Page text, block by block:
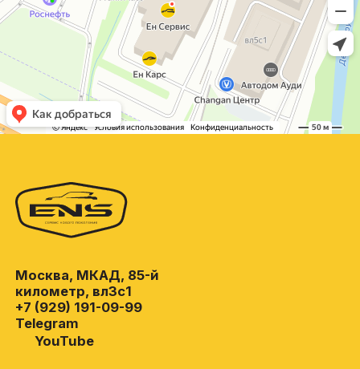
Москва, МКАД, 85-й
километр, вл3с1
+7 (929) 191-09-99
Telegram
YouTube